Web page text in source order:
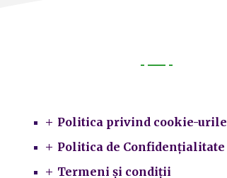
Politica privind cookie-urile
Politica de Confidențialitate
Termeni și condiții